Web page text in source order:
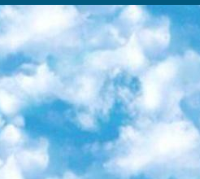
учреждениях. Научно-практический центр навыков и международной оценки (Д.Давидова), Республика образовательный центр (Худайкулов Ш.) итоговый государственный аттестационный экзамен ориентирован на творческое и логическое мышление при подготовке базы материалов учитывать введение заданий. 5. Следует отметить, что: сертификат государственного образца о знании общеобразовательного предмета и как минимум национальный уровень B1 по предметам на иностранных языках, указанным в Приложении 2. или международно признанный сертификат эквивалентного уровня студенты, изучающие определенный предмет, освобождаются от экзамена; по соответствующим предметам запланирована итоговая государственная аттестация за день до дня, путем жеребьевки Рабочей группой (в письменной форме по предметам, проводимым в форме) из числа сформированных вариантов выбрано 2 варианта; 2 выбранных варианта экзамена анонсированы на официальном сайте министерства и все выпускники по всей стране на основе этих вариантов проводит итоговую государственную аттестацию. 6. Государственное образование учащихся средних общеобразовательных учреждений. знания в соответствии с квалификационными требованиями, которые необходимо приобрести на основании стандартов итоговый (выпускной) контроль для 9 и 11 классов в целях тестирования Экзамены (далее – экзамены) состоят из предметов, перечисленных в приложении 1. будет сделано. 7. Экзамены пройдут с 26 мая по 15 июня 2024 г. (кроме науки физического воспитания). 8. Физическая для учащихся 9 классов общесредних образовательных учреждений. Экзамены по предмету «Образование, квалификация медицина» 1-6 мая 2024 года. сотрудники перевести под присмотр (с отклонениями в физическом или умственном развитии) специализированная школа для детей, школы-интернаты и со сколиозом школы-интернаты санаторного типа для больных детей исключены). 9. Он был слепым, слабовидящим и имел нарушения опорно-двигательного аппарата. экзамены в специализированных школах и интернатах для детей должны проводиться исходя из требований, предъявляемых к общеобразовательным учреждениям (физкультура кроме науки). 10. Специализированная школа для глухих и слабослышащих детей. и экзамены в интернатах и быть реализован в виде письменного теста по математике. 11. Специальность для умственно отсталых детей. Для 9 класса Родной язык и литературное письмо